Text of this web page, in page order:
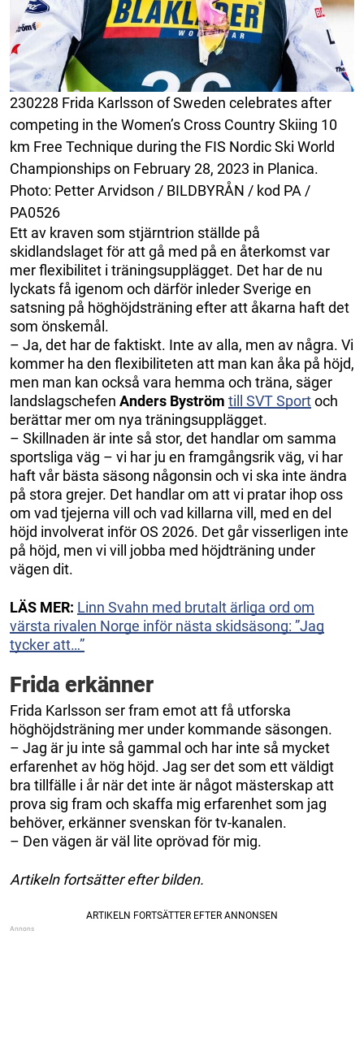
230228 Frida Karlsson of Sweden celebrates after
competing in the Women’s Cross Country Skiing 10
km Free Technique during the FIS Nordic Ski World
Championships on February 28, 2023 in Planica.
Photo: Petter Arvidson / BILDBYRÅN / kod PA /
PA0526
Ett av kraven som stjärntrion ställde på
skidlandslaget för att gå med på en återkomst var
mer flexibilitet i träningsupplägget. Det har de nu
lyckats få igenom och därför inleder Sverige en
satsning på höghöjdsträning efter att åkarna haft det
som önskemål.
– Ja, det har de faktiskt. Inte av alla, men av några. Vi
kommer ha den flexibiliteten att man kan åka på höjd,
men man kan också vara hemma och träna, säger
landslagschefen Anders Byström till SVT Sportoch
berättar mer om nya träningsupplägget.
– Skillnaden är inte så stor, det handlar om samma
sportsliga väg – vi har ju en framgångsrik väg, vi har
haft vår bästa säsong någonsin och vi ska inte ändra
på stora grejer. Det handlar om att vi pratar ihop oss
om vad tjejerna vill och vad killarna vill, med en del
höjd involverat inför OS 2026. Det går visserligen inte
på höjd, men vi vill jobba med höjdträning under
vägen dit.
LÄS MER: Linn Svahn med brutalt ärliga ord om
värsta rivalen Norge inför nästa skidsäsong: ”Jag
tycker att…”
Frida erkänner
Frida Karlsson ser fram emot att få utforska
höghöjdsträning mer under kommande säsongen.
– Jag är ju inte så gammal och har inte så mycket
erfarenhet av hög höjd. Jag ser det som ett väldigt
bra tillfälle i år när det inte är något mästerskap att
prova sig fram och skaffa mig erfarenhet som jag
behöver, erkänner svenskan för tv-kanalen.
– Den vägen är väl lite oprövad för mig.
Artikeln fortsätter efter bilden.